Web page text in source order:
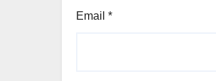
Email *